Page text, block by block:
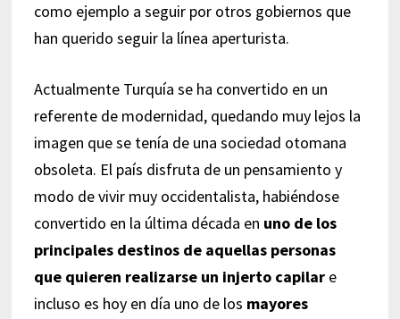
como ejemplo a seguir por otros gobiernos que
han querido seguir la línea aperturista.
Actualmente Turquía se ha convertido en un
referente de modernidad, quedando muy lejos la
imagen que se tenía de una sociedad otomana
obsoleta. El país disfruta de un pensamiento y
modo de vivir muy occidentalista, habiéndose
convertido en la última década en uno de los
principales destinos de aquellas personas
que quieren realizarse un injerto capilare
incluso es hoy en día uno de los mayores